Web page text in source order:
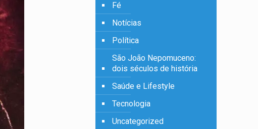
Fé
Notícias
Política
São João Nepomuceno:
dois séculos de história
Saúde e Lifestyle
Tecnologia
Uncategorized